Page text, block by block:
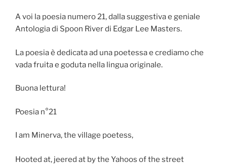
A voi la poesia numero 21, dalla suggestiva e geniale
Antologia di Spoon River di Edgar Lee Masters.
La poesia è dedicata ad una poetessa e crediamo che
vada fruita e goduta nella lingua originale.
Buona lettura!
Poesia n°21
I am Minerva, the village poetess,
Hooted at, jeered at by the Yahoos of the street